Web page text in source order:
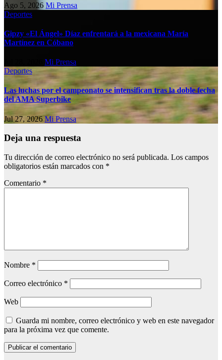
Ago 5, 2026 Mi Prensa
Deportes
Gipzy «El Ángel» Díaz enfrentará a la mexicana María
Martínez en Cóbano
Mi Prensa
Deportes
Las luchas por el campeonato se intensifican tras la doble fecha
del AMA Superbike
Jul 27, 2026Mi Prensa
Deja una respuesta
Tu dirección de correo electrónico no será publicada. Los campos
obligatorios están marcados con *
Comentario *
Nombre *
Correo electrónico *
Web
Guarda mi nombre, correo electrónico y web en este navegador
para la próxima vez que comente.